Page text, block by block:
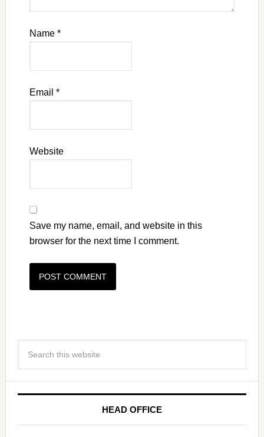
Name *
Email *
Website
Save my name, email, and website in this
browser for the next time I comment.
HEAD OFFICE